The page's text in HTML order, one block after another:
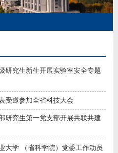
研究生新生开展实验室安全专题
受邀参加全省科技大会
研究生第一党支部开展共联共建
大学 （省科学院）党委工作动员